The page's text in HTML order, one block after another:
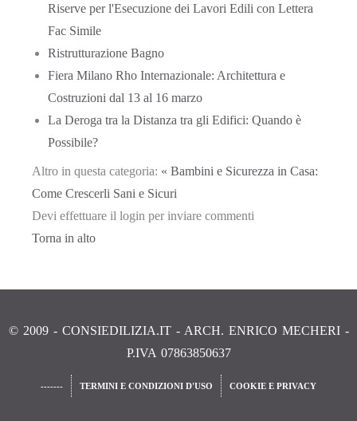
Riserve per l'Esecuzione dei Lavori Edili con Lettera
Fac Simile
Ristrutturazione Bagno
Fiera Milano Rho Internazionale: Architettura e
Costruzioni dal 13 al 16 marzo
La Deroga tra la Distanza tra gli Edifici: Quando è
Possibile?
Altro in questa categoria: « Bambini e Sicurezza in Casa:
Come Crescerli Sani e Sicuri
Devi effettuare il login per inviare commenti
Torna in alto
© 2009 - CONSIEDILIZIA.IT - ARCH. ENRICO MECHERI -
P.IVA 07863850637
------- TERMINI E CONDIZIONI D'USO COOKIE E PRIVACY